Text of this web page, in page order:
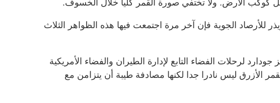
كوكب الأرض. ولا تختفي صورة القمر كليا خلال الخسوف.
للأرصاد الجوية فإن آخر مرة اجتمعت فيها هذه الظواهر الثلاث
لرحلات الفضاء التابع لإدارة الطيران والفضاء الأمريكية
الأزرق ليس نادرا جدا لكنها مصادفة طيبة أن يتزامن مع